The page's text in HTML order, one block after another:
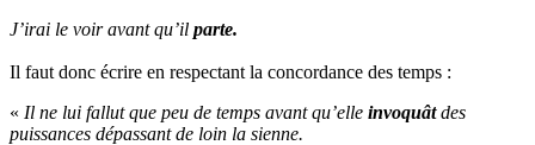
J’irai le voir avant qu’il parte.
Il faut donc écrire en respectant la concordance des temps :
« Il ne lui fallut que peu de temps avant qu’elle invoquâtdes
puissances dépassant de loin la sienne.